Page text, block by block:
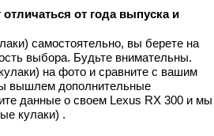
от года выпуска и
самостоятельно, вы берете на
выбора. Будьте внимательны.
на фото и сравните с вашим
вышлем дополнительные
данные о своем Lexus RX 300 и мы
кулаки) .